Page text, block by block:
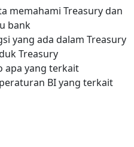
memahami Treasury dan
bank
yang ada dalam Treasury
Treasury
apa yang terkait
BI yang terkait